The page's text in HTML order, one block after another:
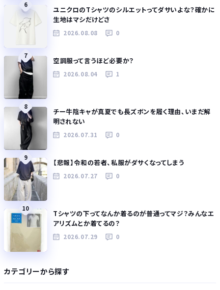
6
ユニクロのTシャツのシルエットってダサいよな？確かに
生地はマシだけどさ
2026.08.08 0
7
空調服って言うほど必要か？
2026.08.04 1
8
チー牛陰キャが真夏でも長ズボンを履く理由、いまだ解
明されない
2026.07.31 0
9
【悲報】令和の若者、私服がダサくなってしまう
2026.07.27 0
10
Tシャツの下ってなんか着るのが普通ってマジ？みんなエ
アリズムとか着てるの？
2026.07.29 0
カテゴリーから探す